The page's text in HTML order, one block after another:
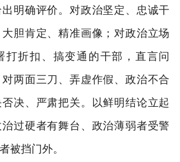
明确评价。对政治坚定、忠诚干
胆肯定、精准画像；对政治立场
打折扣、搞变通的干部，直言问
两面三刀、弄虚作假、政治不合
决、严肃把关。以鲜明结论立起
过硬者有舞台、政治薄弱者受警
被挡门外。